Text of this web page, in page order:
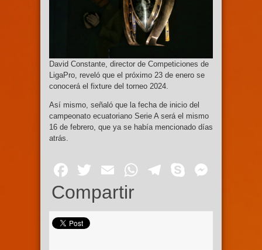
David Constante, director de Competiciones de
LigaPro, reveló que el próximo 23 de enero se
conocerá el fixture del torneo 2024.
Así mismo, señaló que la fecha de inicio del
campeonato ecuatoriano Serie A será el mismo
16 de febrero, que ya se había mencionado días
atrás.
Facebook
Twitter
EmailWhatsApp
Telegram
Skype
Compartir